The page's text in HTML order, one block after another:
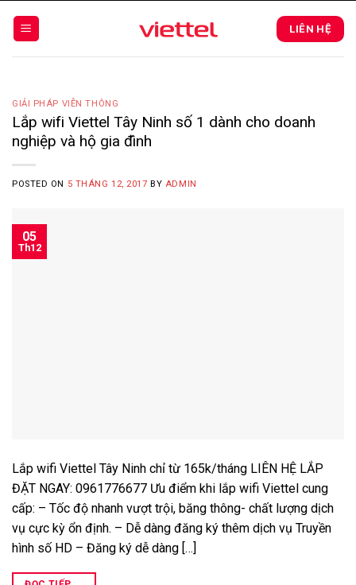
LIÊN HỆ
GIẢI PHÁP VIỄN THÔNG
Lắp wifi Viettel Tây Ninh số 1 dành cho doanh
nghiệp và hộ gia đình
POSTED ON 5 THÁNG 12, 2017 BY ADMIN
05
Th12
Lắp wifi Viettel Tây Ninh chỉ từ 165k/tháng LIÊN HỆ LẮP
ĐẶT NGAY: 0961776677 Ưu điểm khi lắp wifi Viettel cung
cấp: – Tốc độ nhanh vượt trội, băng thông- chất lượng dịch
vụ cực kỳ ổn định. – Dễ dàng đăng ký thêm dịch vụ Truyền
hình số HD – Đăng ký dễ dàng […]